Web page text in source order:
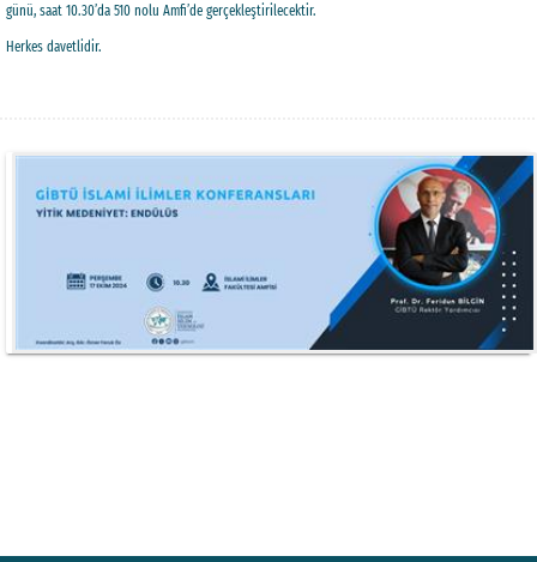
günü, saat 10.30’da 510 nolu Amfi’de gerçekleştirilecektir.
Herkes davetlidir.